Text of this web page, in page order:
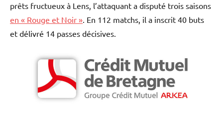
prêts fructueux à Lens, l’attaquant a disputé trois saisons
en « Rouge et Noir ». En 112 matchs, il a inscrit 40 buts
et délivré 14 passes décisives.